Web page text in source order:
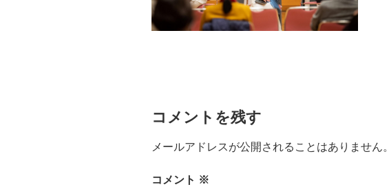
コメントを残す
メールアドレスが公開されることはありません。
コメント ※